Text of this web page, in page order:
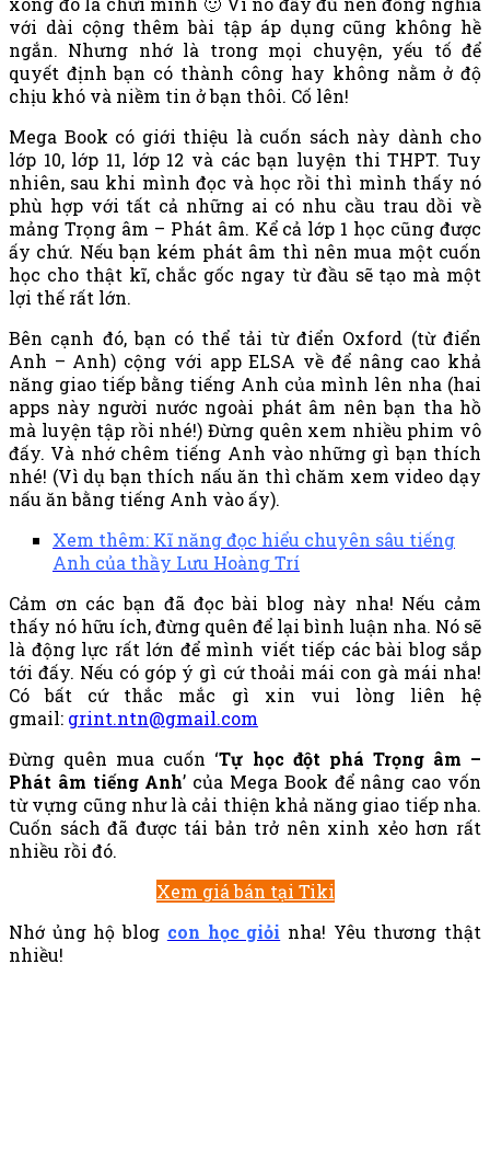
với dài cộng thêm bài tập áp dụng cũng không hề
ngắn. Nhưng nhớ là trong mọi chuyện, yếu tố để
quyết định bạn có thành công hay không nằm ở độ
chịu khó và niềm tin ở bạn thôi. Cố lên!
Mega Book có giới thiệu là cuốn sách này dành cho
lớp 10, lớp 11, lớp 12 và các bạn luyện thi THPT. Tuy
nhiên, sau khi mình đọc và học rồi thì mình thấy nó
phù hợp với tất cả những ai có nhu cầu trau dồi về
mảng Trọng âm – Phát âm. Kể cả lớp 1 học cũng được
ấy chứ. Nếu bạn kém phát âm thì nên mua một cuốn
học cho thật kĩ, chắc gốc ngay từ đầu sẽ tạo mà một
lợi thế rất lớn.
Bên cạnh đó, bạn có thể tải từ điển Oxford (từ điển
Anh – Anh) cộng với app ELSA về để nâng cao khả
năng giao tiếp bằng tiếng Anh của mình lên nha (hai
apps này người nước ngoài phát âm nên bạn tha hồ
mà luyện tập rồi nhé!) Đừng quên xem nhiều phim vô
đấy. Và nhớ chêm tiếng Anh vào những gì bạn thích
nhé! (Vì dụ bạn thích nấu ăn thì chăm xem video dạy
nấu ăn bằng tiếng Anh vào ấy).
Xem thêm: Kĩ năng đọc hiểu chuyên sâu tiếng
Anh của thầy Lưu Hoàng Trí
Cảm ơn các bạn đã đọc bài blog này nha! Nếu cảm
thấy nó hữu ích, đừng quên để lại bình luận nha. Nó sẽ
là động lực rất lớn để mình viết tiếp các bài blog sắp
tới đấy. Nếu có góp ý gì cứ thoải mái con gà mái nha!
Có bất cứ thắc mắc gì xin vui lòng liên hệ
gmail: grint.ntn@gmail.com
Đừng quên mua cuốn ‘Tự học đột phá Trọng âm –
Phát âm tiếng Anh’ của Mega Book để nâng cao vốn
từ vựng cũng như là cải thiện khả năng giao tiếp nha.
Cuốn sách đã được tái bản trở nên xinh xẻo hơn rất
nhiều rồi đó.
Xem giá bán tại Tiki
Nhớ ủng hộ blog con học giỏi nha! Yêu thương thật
nhiều!